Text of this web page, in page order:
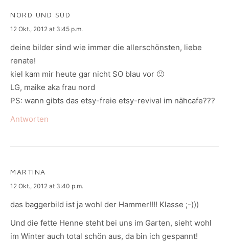
NORD UND SÜD
says:
12 Okt., 2012 at 3:45 p.m.
deine bilder sind wie immer die allerschönsten, liebe
renate!
kiel kam mir heute gar nicht SO blau vor 🙂
LG, maike aka frau nord
PS: wann gibts das etsy-freie etsy-revival im nähcafe???
Antworten
MARTINA
says:
12 Okt., 2012 at 3:40 p.m.
das baggerbild ist ja wohl der Hammer!!!! Klasse ;-)))
Und die fette Henne steht bei uns im Garten, sieht wohl
im Winter auch total schön aus, da bin ich gespannt!